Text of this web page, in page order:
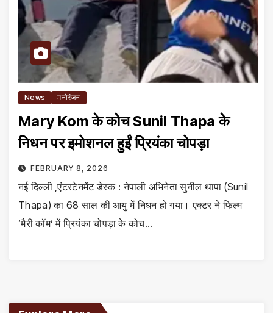
News मनोरंजन
Mary Kom के कोच Sunil Thapa के
निधन पर इमोशनल हुईं प्रियंका चोपड़ा
FEBRUARY 8, 2026
नई दिल्ली ,एंटरटेनमेंट डेस्क : नेपाली अभिनेता सुनील थापा (Sunil
Thapa) का 68 साल की आयु में निधन हो गया। एक्टर ने फिल्म
‘मैरी कॉम’ में प्रियंका चोपड़ा के कोच…